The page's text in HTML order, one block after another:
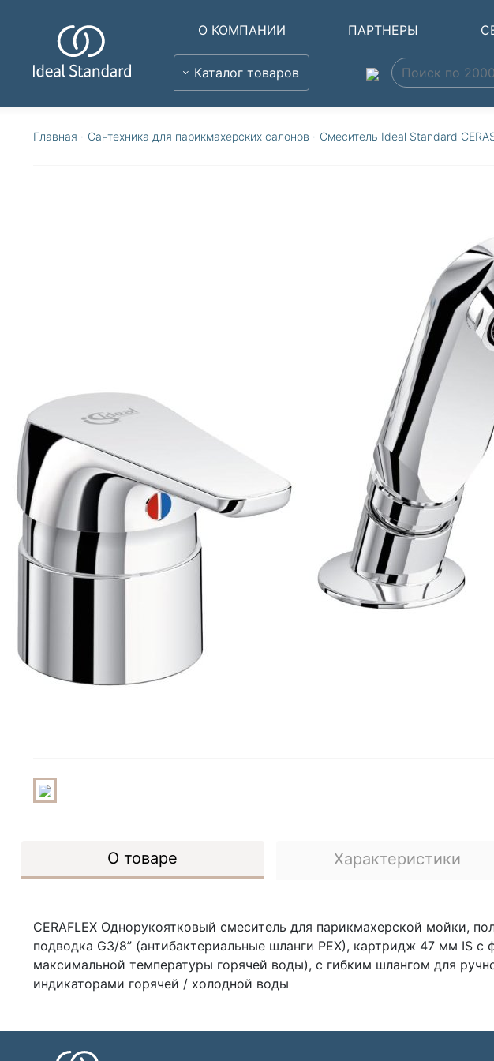
О КОМПАНИИ ПАРТНЕРЫ
Каталог товаров
Главная · Сантехника для парикмахерских салонов · Смеситель Ideal Standard
О товаре Характеристики
CERAFLEX Однорукоятковый смеситель для парикмахерской мойки,
подводка G3/8” (антибактериальные шланги PEX), картридж 47 мм IS
максимальной температуры горячей воды), с гибким шлангом для
индикаторами горячей / холодной воды